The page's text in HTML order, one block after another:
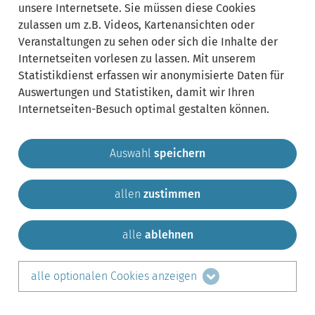
Gemeinde Krailling Impressum
Sitemap
Kontakt
teilen auf:
LinkedIn
unsere Internetsete. Sie müssen diese Cookies
zulassen um z.B. Videos, Kartenansichten oder
Veranstaltungen zu sehen oder sich die Inhalte der
Internetseiten vorlesen zu lassen. Mit unserem
Statistikdienst erfassen wir anonymisierte Daten für
Auswertungen und Statistiken, damit wir Ihren
Internetseiten-Besuch optimal gestalten können.
Auswahl speichern
allen zustimmen
alle ablehnen
alle optionalen Cookies anzeigen